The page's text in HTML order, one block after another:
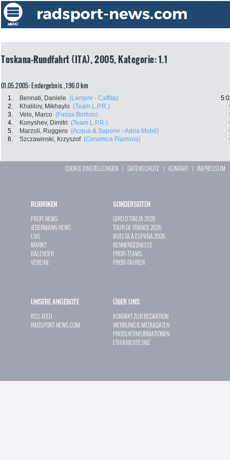
Toskana-Rundfahrt (ITA), 2005, Kategorie: 1.1
01.05.2005: Endergebnis , 196.0 km
1. Bennati, Daniele (Lampre - Caffita)
2.
Khalilov, Mikhaylo (Team L.P.R.)
3.
Velo, Marco (Fassa Bortolo)
4.
Konyshev, Dimitri (Team L.P.R.)
5.
Marzoli, Ruggero (Acqua & Sapone - Adria Mobil)
6.
Szczawinski, Krzyszof (Ceramica Flaminia)
COOKIE EINSTELLUNGEN | DATENSCHUTZ | KONTAKT| IMPRESSUM
RUBRIKEN
PROFI-NEWS
JEDERMANN-NEWS
LIVE
MARKT
KALENDER
VEREINE
SONDERSEITEN
GIRO D`ITALIA 2026
TOUR DE FRANCE 2026
VUELTA A ESPAÑA 2026
RENNERGEBNISSE
PROFI-TEAMS
PROFI-FAHRER
UNSERE ANGEBOTE
RSS-FEED
RADSPORT-NEWS.COM
ÜBER UNS
KONTAKT ZUR REDAKTION
WERBUNG & MEDIADATEN
PRODUKTINFORMATIONEN
ETHIKRICHTLINIE